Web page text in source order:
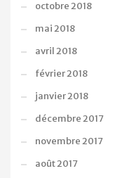
octobre 2018
mai 2018
avril 2018
février 2018
janvier 2018
décembre 2017
novembre 2017
août 2017